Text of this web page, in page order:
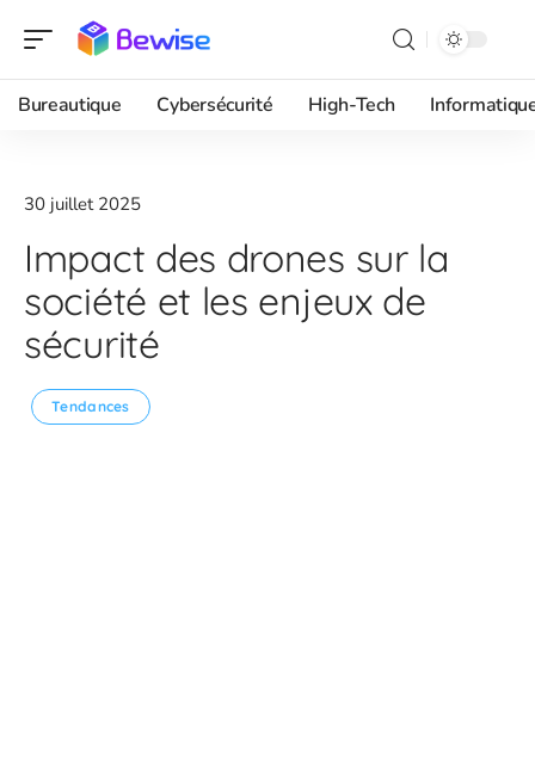
Bureautique Cybersécurité High-Tech
30 juillet 2025
Impact des drones sur la
société et les enjeux de
sécurité
Tendances